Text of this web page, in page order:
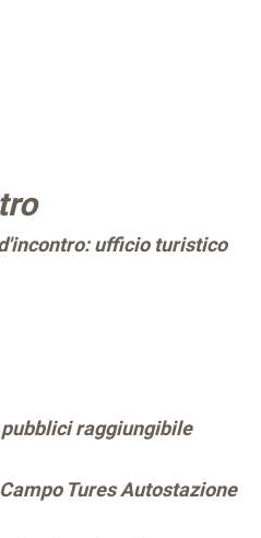
ufficio turistico
raggiungibile
Tures Autostazione